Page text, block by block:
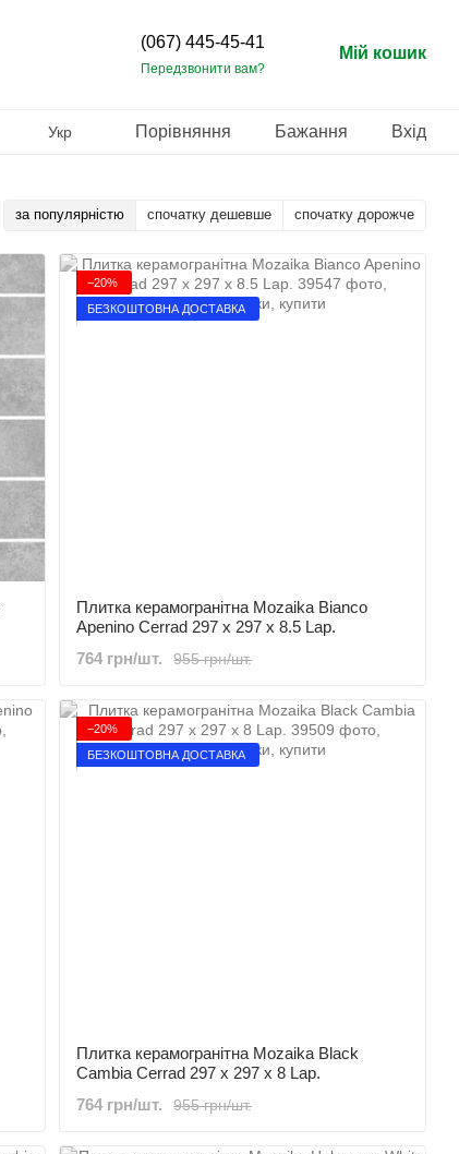
(067) 445-45-41
Передзвонити вам?
Мій кошик
Укр Порівняння Бажання Вхід
за популярністю спочатку дешевше спочатку дорожче
−20%
БЕЗКОШТОВНА ДОСТАВКА
Плитка керамогранітна Mozaika Bianco
Apenino Cerrad 297 x 297 x 8.5 Lap.
955 грн/шт.
764 грн/шт.
−20%
БЕЗКОШТОВНА ДОСТАВКА
Плитка керамогранітна Mozaika Black
Cambia Cerrad 297 x 297 x 8 Lap.
955 грн/шт.
764 грн/шт.